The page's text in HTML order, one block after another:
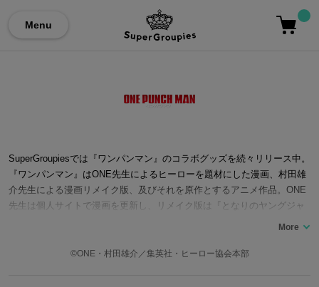
Menu
SuperGroupiesでは『ワンパンマン』のコラボグッズを続々リリース中。
『ワンパンマン』はONE先生によるヒーローを題材にした漫画、村田雄
介先生による漫画リメイク版、及びそれを原作とするアニメ作品。ONE
先生は個人サイトで漫画を更新し、リメイク版は『となりのヤングジャ
ンプ』で連載。 主人公の「サイタマ」（声優：古川慎）は普通のサラリ
ます。3年間の特訓で無敵のパワーを手に入れたと同時に髪の毛を全て失
©ONE・村田雄介／集英社・ヒーロー協会本部